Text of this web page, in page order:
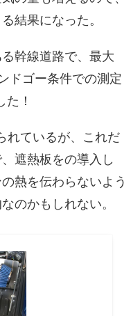
結果になった。
幹線道路で、最大
ドゴー条件での測定
！
れているが、これだ
遮熱板をの導入し
熱を伝わらないよう
のかもしれない。